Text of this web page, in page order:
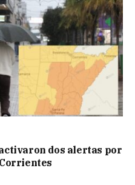
dos alertas por